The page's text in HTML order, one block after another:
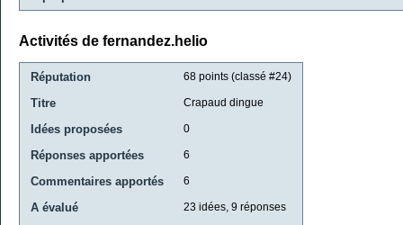
Activités de fernandez.helio
Réputation 68 points (classé #24)
Titre Crapaud dingue
Idées proposées 0
Réponses apportées 6
Commentaires apportés 6
A évalué 23 idées, 9 réponses